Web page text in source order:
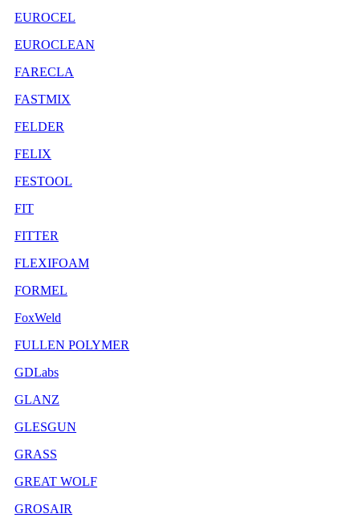
EUROCEL
EUROCLEAN
FARECLA
FASTMIX
FELDER
FELIX
FESTOOL
FIT
FITTER
FLEXIFOAM
FORMEL
FoxWeld
FULLEN POLYMER
GDLabs
GLANZ
GLESGUN
GRASS
GREAT WOLF
GROSAIR